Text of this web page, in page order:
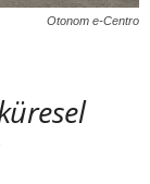
Otonom e-Centro